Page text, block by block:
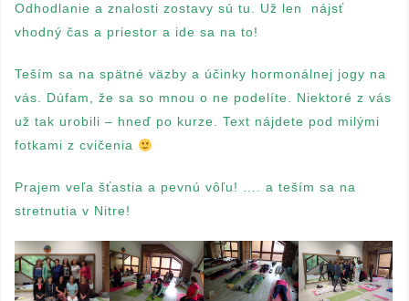
Odhodlanie a znalosti zostavy sú tu. Už len nájsť
vhodný čas a priestor a ide sa na to!
Teším sa na spätné väzby a účinky hormonálnej jogy na
vás. Dúfam, že sa so mnou o ne podelíte. Niektoré z vás
už tak urobili – hneď po kurze. Text nájdete pod milými
fotkami z cvičenia
Prajem veľa šťastia a pevnú vôľu! …. a teším sa na
stretnutia v Nitre!